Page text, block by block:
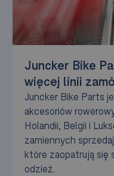
Juncker Bike
więcej linii
Juncker Bike Parts
akcesoriów
Holandii, Belgii i
zamiennych
które zaopatrują się
odzież.